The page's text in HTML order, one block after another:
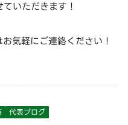
いただきます！
気軽にご連絡ください！
代表ブログ